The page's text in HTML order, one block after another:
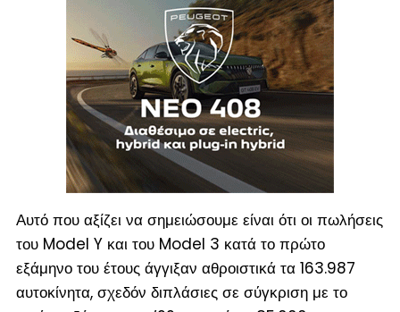
Αυτό που αξίζει να σημειώσουμε είναι ότι οι πωλήσεις
του Model Y και του Model 3 κατά το πρώτο
εξάμηνο του έτους άγγιξαν αθροιστικά τα 163.987
αυτοκίνητα, σχεδόν διπλάσιες σε σύγκριση με το